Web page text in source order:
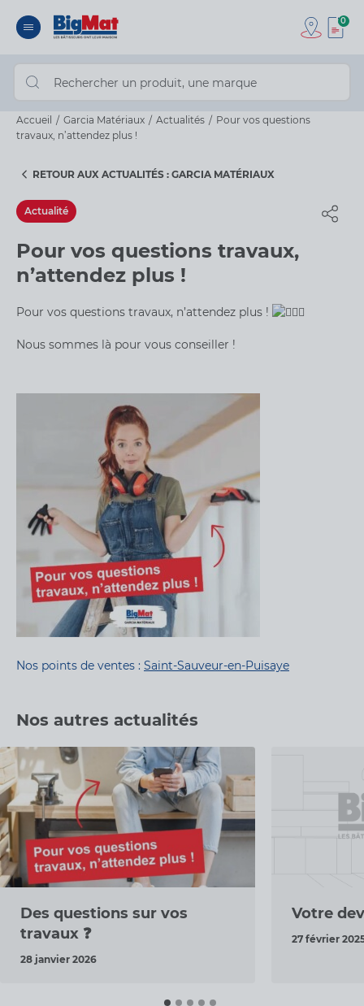
0
Accueil Garcia Matériaux Actualités
Pour vos questions
travaux, n’attendez plus !
RETOUR AUX ACTUALITÉS : GARCIA MATÉRIAUX
Actualité
Pour vos questions travaux,
n’attendez plus !
Pour vos questions travaux, n’attendez plus !
Nous sommes là pour vous conseiller !
Nos points de ventes : Saint-Sauveur-en-Puisaye
Nos autres actualités
Des questions sur vos
travaux ❓
28 janvier 2026
Votre
27 février